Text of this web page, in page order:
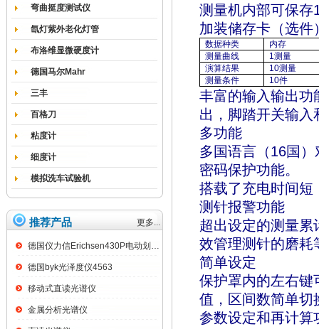
弯曲挺度测试仪
氙灯紫外老化灯管
布洛维显微硬度计
德国马尔Mahr
三丰
百格刀
粘度计
细度计
模拟洗车试验机
推荐产品 更多...
德国仪力信Erichsen430P电动划格试验仪
德国byk光泽度仪4563
移动式直读光谱仪
金属分析光谱仪
测量机内部可保存
加装储存卡（选件
数据种类
内存
测量曲线
1测量
演算结果
10测量
测量条件
10件
丰富的输入输出功
出，脚踏开关输入
多功能
多国语言（16国
密码保护功能。
搭载了充电时间短
测针报警功能
超出设定的测量
效管理测针的磨耗
简单设定
保护罩内的左右键
值，区间数简单切
参数设定和再计算